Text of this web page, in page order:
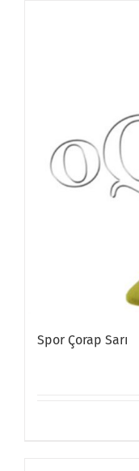
Spor Çorap Sarı